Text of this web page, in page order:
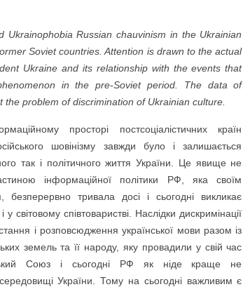
Russian chauvinism in the Ukrainian
Soviet countries. Attention is drawn to the actual
Ukraine and its relationship with the events that
in the pre-Soviet period. The data of
problem of discrimination of Ukrainian culture.
просторі постсоціалістичних країн
шовінізму завжди було і залишається
так і політичного життя України. Це явище не
інформаційної політики РФ, яка своїм
тривала досі і сьогодні викликає
світовому співтоваристві. Наслідки дискримінації
і розповсюдження української мови разом із
земель та її народу, яку провадили у свій час
Союз і сьогодні РФ як ніде краще не
України. Тому на сьогодні важливим є